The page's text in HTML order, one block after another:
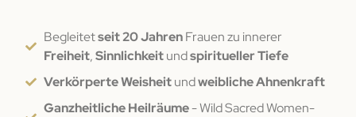
Begleitetseit 20 JahrenFrauen zu innerer
Freiheit,Sinnlichkeitundspiritueller Tiefe
Verkörperte Weisheitundweibliche Ahnenkraft
Ganzheitliche Heilräume- Wild Sacred Women-